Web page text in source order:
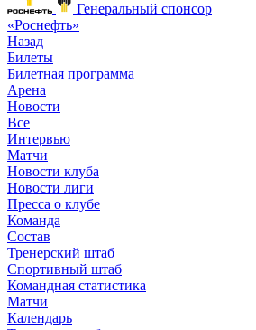
Генеральный спонсор
«Роснефть»
Назад
Билеты
Билетная программа
Арена
Новости
Все
Интервью
Матчи
Новости клуба
Новости лиги
Пресса о клубе
Команда
Состав
Тренерский штаб
Спортивный штаб
Командная статистика
Матчи
Календарь